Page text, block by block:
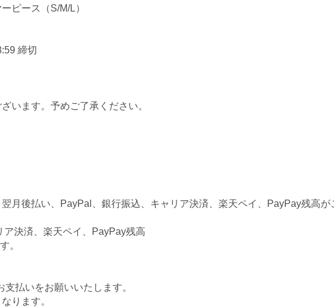
ピース（S/M/L）
締切
います。 予めご了承ください。
月後払い、
PayPal、銀行振込、キャリア決済、楽天ペイ、 PayPay残高が
決済、 楽天ペイ、PayPay残高
。
払いをお願いいたしま す。
ります。